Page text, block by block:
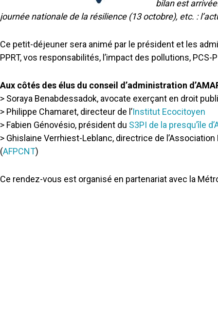
bilan est
journée nationale de la résilience (13 octobre), etc. :
Ce petit-déjeuner sera animé par le président et les
PPRT, vos responsabilités, l’impact des pollutions, PCS-
Aux côtés des élus du conseil d’administration
> Soraya Benabdessadok, avocate exerçant en droit
> Philippe Chamaret, directeur de l’Institut Ecocitoyen
> Fabien Génovésio, président du S3PI de la presqu’île
> Ghislaine Verrhiest-Leblanc, directrice de
(AFPCNT)
Ce rendez-vous est organisé en partenariat avec la